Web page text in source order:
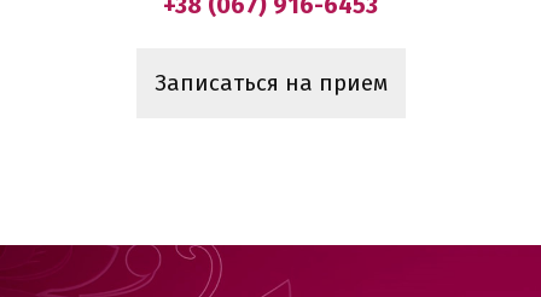
Записаться на прием